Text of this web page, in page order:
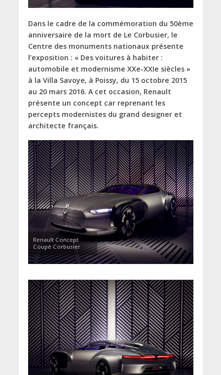
Dans le cadre de la commémoration du 50ème
anniversaire de la mort de Le Corbusier, le
Centre des monuments nationaux présente
l’exposition : « Des voitures à habiter :
automobile et modernisme XXe-XXIe siècles »
à la Villa Savoye, à Poissy, du 15 octobre 2015
au 20 mars 2016. A cet occasion, Renault
présente un concept car reprenant les
percepts modernistes du grand designer et
architecte français.
Renault Concept
Coupé Corbusier